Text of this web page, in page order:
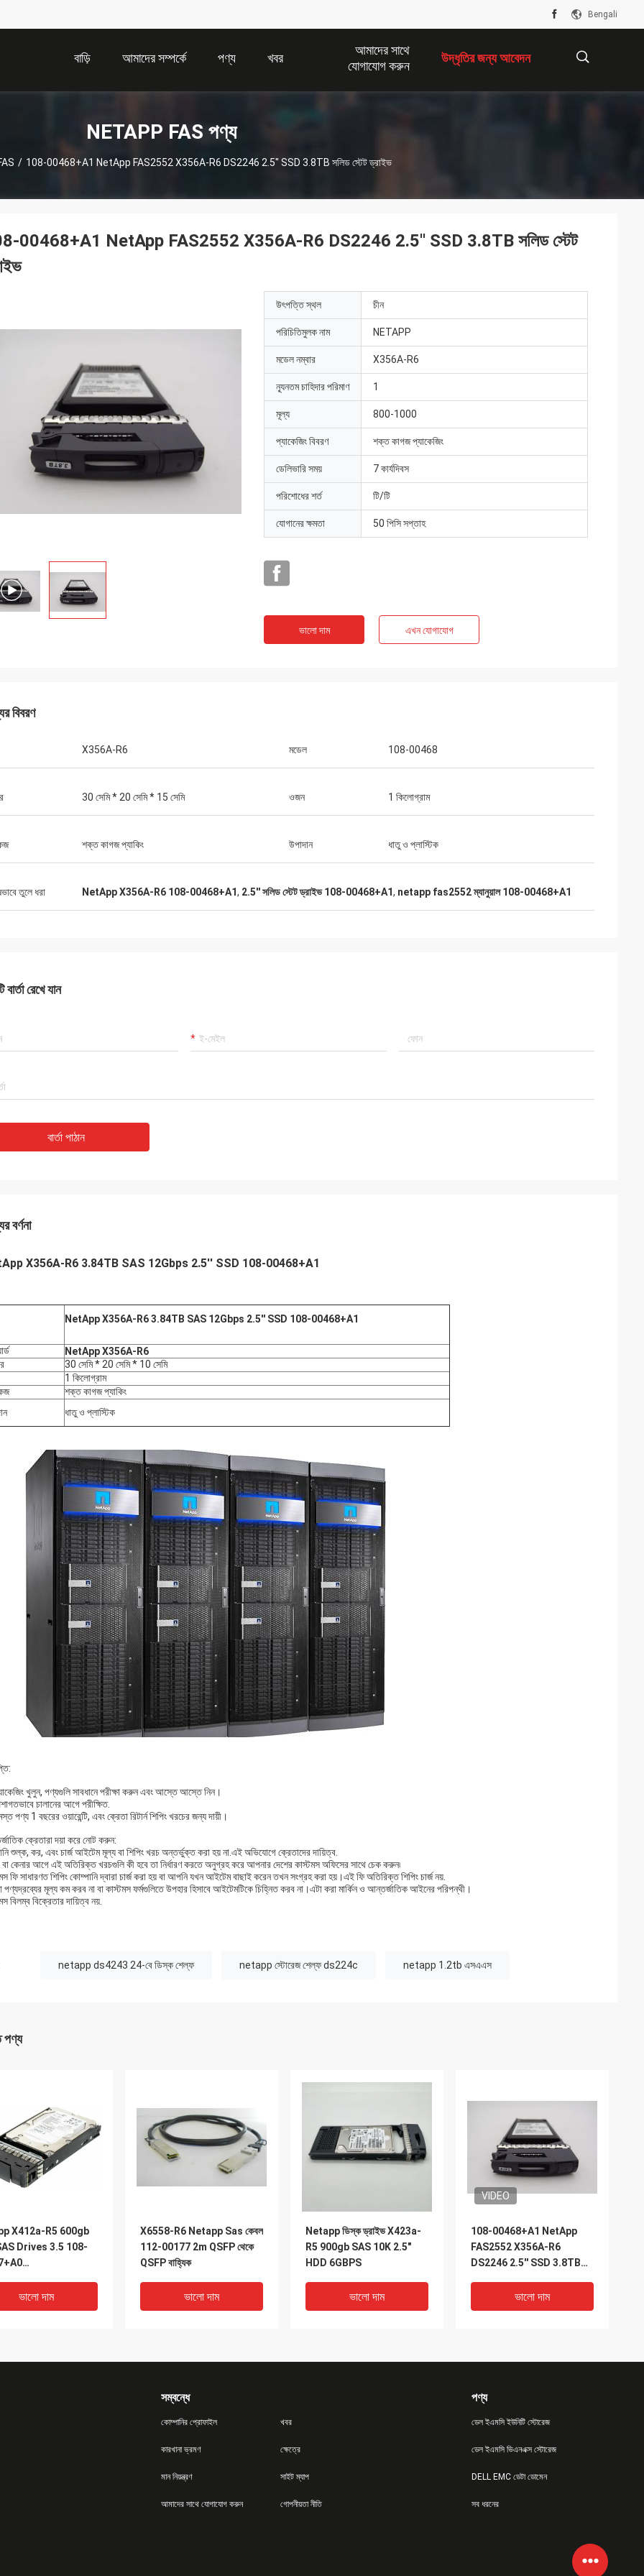
Bengali
বাড়ি আমাদের সম্পর্কে পণ্য খবর
আমাদের সাথে
যোগাযোগ করুন
উদ্ধৃতির জন্য আবেদন
NETAPP FAS পণ্য
/ 108-00468+A1 NetApp FAS2552 X356A-R6 DS2246 2.5'' SSD 3.8TB সলিড স্টেট ড্রাইভ
00468+A1 NetApp FAS2552 X356A-R6 DS2246 2.5'' SSD 3.8TB সলিড স্টেট
উৎপত্তি স্থল চীন
পরিচিতিমুলক নাম NETAPP
মডেল নম্বার X356A-R6
ন্যূনতম চাহিদার পরিমাণ 1
মূল্য 800-1000
প্যাকেজিং বিবরণ শক্ত কাগজ প্যাকেজিং
ডেলিভারি সময় 7 কার্যদিবস
পরিশোধের শর্ত টি/টি
যোগানের ক্ষমতা 50 পিসি সপ্তাহ
ভালো দাম এখন যোগাযোগ
বিবরণ
X356A-R6 মডেল 108-00468
30 সেমি * 20 সেমি * 15 সেমি ওজন 1 কিলোগ্রাম
শক্ত কাগজ প্যাকিং উপাদান ধাতু ও প্লাস্টিক
তুলে ধরা NetApp X356A-R6 108-00468+A1, 2.5'' সলিড স্টেট ড্রাইভ 108-00468+A1, netapp fas2552 ম্যানুয়াল 108-00468+A1
বার্তা রেখে যান
বার্তা পাঠান
বর্ণনা
X356A-R6 3.84TB SAS 12Gbps 2.5'' SSD 108-00468+A1
NetApp X356A-R6 3.84TB SAS 12Gbps 2.5'' SSD 108-00468+A1
NetApp X356A-R6
30 সেমি * 20 সেমি * 10 সেমি
1 কিলোগ্রাম
শক্ত কাগজ প্যাকিং
ধাতু ও প্লাস্টিক
খুলুন, পণ্যগুলি সাবধানে পরীক্ষা করুন এবং আস্তে আস্তে নিন।
চালানের আগে পরীক্ষিত.
পণ্য 1 বছরের ওয়ারেন্টি, এবং ক্রেতা রিটার্ন শিপিং খরচের জন্য দায়ী।
ক্রেতারা দয়া করে নোট করুন:
শুল্ক, কর, এবং চার্জ আইটেম মূল্য বা শিপিং খরচ অন্তর্ভুক্ত করা হয় না.এই অভিযোগে ক্রেতাদের দায়িত্ব.
বা কেনার আগে এই অতিরিক্ত খরচগুলি কী হবে তা নির্ধারণ করতে অনুগ্রহ করে আপনার দেশের কাস্টমস অফিসের সাথে চেক করুন৷
ফি সাধারণত শিপিং কোম্পানি দ্বারা চার্জ করা হয় বা আপনি যখন আইটেম বাছাই করেন তখন সংগ্রহ করা হয়।এই ফি অতিরিক্ত শিপিং চার্জ নয়.
মূল্য কম করব না বা কাস্টমস ফর্মগুলিতে উপহার হিসাবে আইটেমটিকে চিহ্নিত করব না।এটা করা মার্কিন ও আন্তর্জাতিক আইনের পরিপন্থী।
বিলম্ব বিক্রেতার দায়িত্ব নয়.
netapp ds4243 24-বে ডিস্ক শেল্ফ netapp স্টোরেজ শেল্ফ ds224c netapp 1.2tb এসএএস
পণ্য
X412a-R5 600gb
Drives 3.5 108-
ভালো দাম
X6558-R6 Netapp Sas কেবল
112-00177 2m QSFP থেকে
QSFP বাহ্যিক
ভালো দাম
Netapp ডিস্ক ড্রাইভ X423a-
R5 900gb SAS 10K 2.5"
HDD 6GBPS
ভালো দাম
VIDEO
108-00468+A1 NetApp
FAS2552 X356A-R6
DS2246 2.5'' SSD 3.8TB
ভালো দাম
Netapp Ds212c ডিস্ক শেল্ফ
সম্বন্ধে
কোম্পানির প্রোফাইল
কারখানা ভ্রমণ
মান নিয়ন্ত্রণ
আমাদের সাথে যোগাযোগ করুন
খবর
ক্ষেত্রে
সাইট ম্যাপ
গোপনীয়তা নীতি
পণ্য
ডেল ইএমসি ইউনিটি স্টোরেজ
ডেল ইএমসি ভিএনএক্স স্টোরেজ
DELL EMC ডেটা ডোমেন
সব ধরনের